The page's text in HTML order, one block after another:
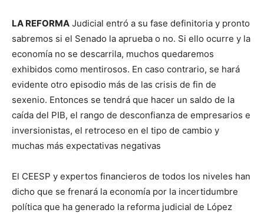
LA REFORMA Judicial entró a su fase definitoria y pronto
sabremos si el Senado la aprueba o no. Si ello ocurre y la
economía no se descarrila, muchos quedaremos
exhibidos como mentirosos. En caso contrario, se hará
evidente otro episodio más de las crisis de fin de
sexenio. Entonces se tendrá que hacer un saldo de la
caída del PIB, el rango de desconfianza de empresarios e
inversionistas, el retroceso en el tipo de cambio y
muchas más expectativas negativas
El CEESP y expertos financieros de todos los niveles han
dicho que se frenará la economía por la incertidumbre
política que ha generado la reforma judicial de López